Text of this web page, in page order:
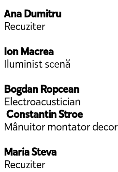
Ana Dumitru
Recuziter
Ion Macrea
Iluminist scenă
Bogdan Ropcean
Electroacustician
Constantin Stroe
Mânuitor montator decor
Maria Steva
Recuziter